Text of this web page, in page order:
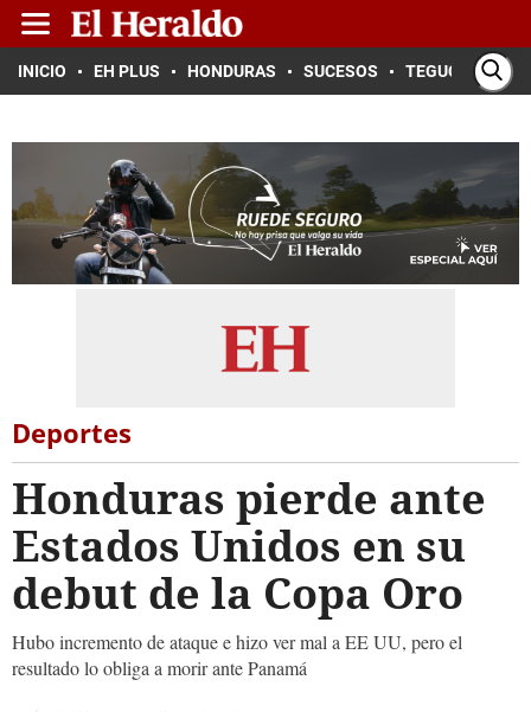
INICIO EH PLUS HONDURAS SUCESOS TEGUCIGALPA
Deportes
Honduras pierde ante
Estados Unidos en su
debut de la Copa Oro
Hubo incremento de ataque e hizo ver mal a EE UU, pero el
resultado lo obliga a morir ante Panamá